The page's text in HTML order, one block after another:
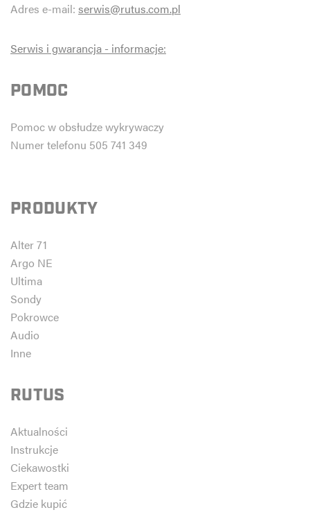
Adres e-mail: serwis@rutus.com.pl
Serwis i gwarancja - informacje:
POMOC
Pomoc w obsłudze wykrywaczy
Numer telefonu 505 741 349
PRODUKTY
Alter 71
Argo NE
Ultima
Sondy
Pokrowce
Audio
Inne
RUTUS
Aktualności
Instrukcje
Ciekawostki
Expert team
Gdzie kupić